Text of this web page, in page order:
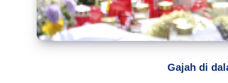
Gajah di